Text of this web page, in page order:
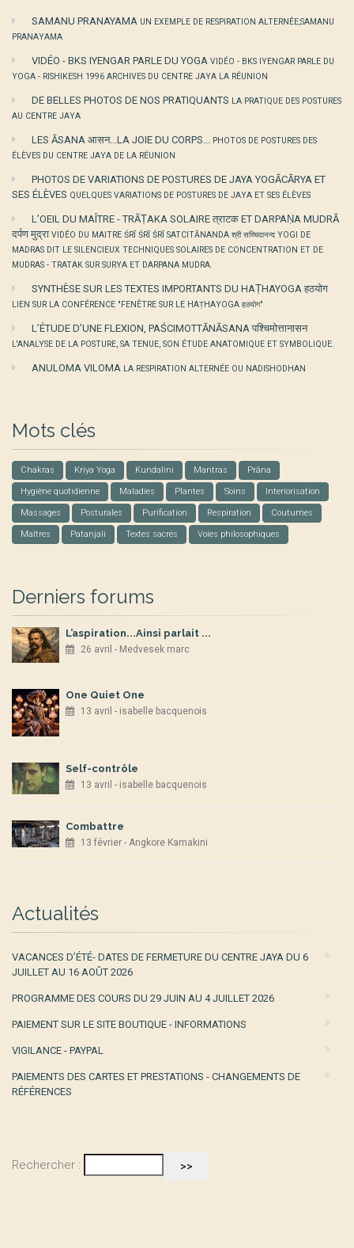
SAMANU PRANAYAMA UN EXEMPLE DE RESPIRATION ALTERNÉE,SAMANU
PRANAYAMA
VIDÉO - BKS IYENGAR PARLE DU YOGA VIDÉO - BKS IYENGAR PARLE DU
YOGA - RISHIKESH 1996 ARCHIVES DU CENTRE JAYA LA RÉUNION
DE BELLES PHOTOS DE NOS PRATIQUANTS LA PRATIQUE DES POSTURES
AU CENTRE JAYA
LES ĀSANA आसन...LA JOIE DU CORPS...
PHOTOS DE POSTURES DES
ÉLÈVES DU CENTRE JAYA DE LA RÉUNION
PHOTOS DE VARIATIONS DE POSTURES DE JAYA YOGĀCĀRYA ET
SES ÉLÈVES QUELQUES VARIATIONS DE POSTURES DE JAYA ET SES ÉLÈVES
L’OEIL DU MAÎTRE - TRĀṬAKA SOLAIRE त्राटक ET DARPAṆA MUDRĀ
दर्पण मुद्रा VIDÉO DU MAITRE ŚRĪ ŚRĪ ŚRĪ SATCITĀNANDA श्री सच्चिदानन्द YOGI DE
MADRAS DIT LE SILENCIEUX TECHNIQUES SOLAIRES DE CONCENTRATION ET DE
MUDRAS - TRATAK SUR SURYA ET DARPANA MUDRA.
SYNTHÈSE SUR LES TEXTES IMPORTANTS DU HAṬHAYOGA हठयोग
LIEN SUR LA CONFÉRENCE "FENÊTRE SUR LE HAṬHAYOGA हठयोग"
L’ÉTUDE D’UNE FLEXION, PAŚCIMOTTĀNĀSANA पश्चिमोत्तानासन
L'ANALYSE DE LA POSTURE, SA TENUE, SON ÉTUDE ANATOMIQUE ET SYMBOLIQUE.
ANULOMA VILOMA LA RESPIRATION ALTERNÉE OU NADISHODHAN
Mots clés
Chakras Kriya Yoga Kundalini Mantras Prâna
Hygiène quotidienne Maladies Plantes Soins Interiorisation
Massages Posturales Purification Respiration Coutumes
Maîtres Patanjali Textes sacrés Voies philosophiques
Derniers forums
L’aspiration...Ainsi parlait ...
26 avril - Medvesek marc
One Quiet One
13 avril - isabelle bacquenois
Self-contrôle
13 avril - isabelle bacquenois
Combattre
13 février - Angkore Kamakini
Actualités
VACANCES D’ÉTÉ- DATES DE FERMETURE DU CENTRE JAYA DU 6
JUILLET AU 16 AOÛT 2026
PROGRAMME DES COURS DU 29 JUIN AU 4 JUILLET 2026
PAIEMENT SUR LE SITE BOUTIQUE - INFORMATIONS
VIGILANCE - PAYPAL
PAIEMENTS DES CARTES ET PRESTATIONS - CHANGEMENTS DE
RÉFÉRENCES
Rechercher :